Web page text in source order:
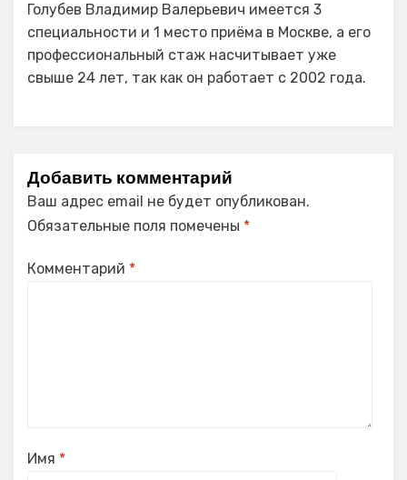
Голубев Владимир Валерьевич имеется 3
специальности и 1 место приёма в Москве, а его
профессиональный стаж насчитывает уже
свыше 24 лет, так как он работает с 2002 года.
Добавить комментарий
Ваш адрес email не будет опубликован.
Обязательные поля помечены *
Комментарий *
Имя *